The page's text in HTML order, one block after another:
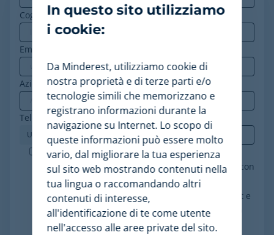
Cognome
Email aziendale
Azienda*
Telephone*
Minderest è un'azienda certificata ISO-27001.
Accetto il trattamento dei miei dati in conformità con
l'informativa sulla privacy, acconsento a ricevere
comunicazioni di marketing da parte di Minderest e
comprendo che le mie interazioni (aperture e clic)
saranno tracciate per personalizzare i contenuti.
In questo sito utilizziamo
i cookie:
Da Minderest, utilizziamo cookie di
nostra proprietà e di terze parti e/o
tecnologie simili che memorizzano e
registrano informazioni durante la
navigazione su Internet. Lo scopo di
queste informazioni può essere molto
vario, dal migliorare la tua esperienza
sul sito web mostrando contenuti nella
tua lingua o raccomandando altri
contenuti di interesse,
all'identificazione di te come utente
nell'accesso alle aree private del sito.